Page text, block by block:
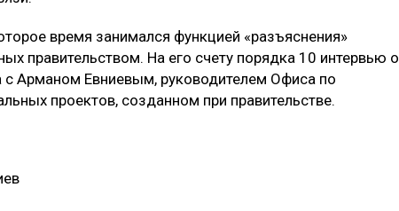
время занимался функцией «разъяснения»
правительством. На его счету порядка 10 интервью о
с Арманом Евниевым, руководителем Офиса по
проектов, созданном при правительстве.